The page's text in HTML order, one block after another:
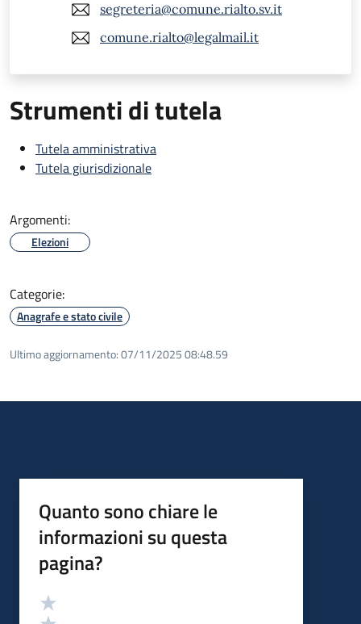
segreteria@comune.rialto.sv.it
comune.rialto@legalmail.it
Strumenti di tutela
Tutela amministrativa
Tutela giurisdizionale
Argomenti:
Elezioni
Categorie:
Anagrafe e stato civile
Ultimo aggiornamento:07/11/2025 08:48.59
Quanto sono chiare le
informazioni su questa
pagina?
Valutazione